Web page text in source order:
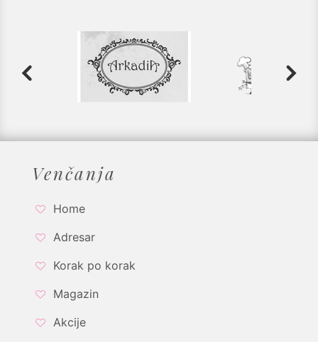
Venčanja
Home
Adresar
Korak po korak
Magazin
Akcije